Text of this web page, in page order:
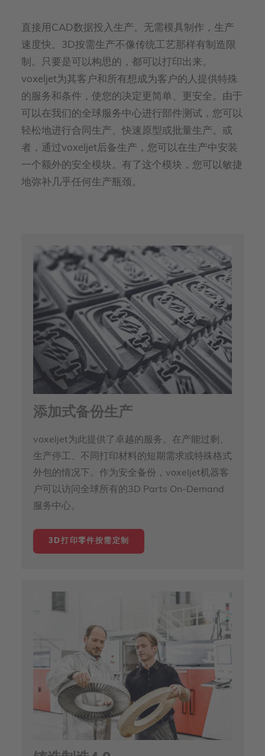
直接用CAD数据投入生产。无需模具制作，生产
速度快。3D按需生产不像传统工艺那样有制造限
制。只要是可以构思的，都可以打印出来。
voxeljet为其客户和所有想成为客户的人提供特殊
的服务和条件，使您的决定更简单、更安全。由于
可以在我们的全球服务中心进行部件测试，您可以
轻松地进行合同生产、快速原型或批量生产。或
者，通过voxeljet后备生产，您可以在生产中安装
一个额外的安全模块。有了这个模块，您可以敏捷
地弥补几乎任何生产瓶颈。
添加式备份生产
voxeljet为此提供了卓越的服务。在产能过剩、
生产停工、不同打印材料的短期需求或特殊格式
外包的情况下。作为安全备份，voxeljet机器客
户可以访问全球所有的3D Parts On-Demand
服务中心。
3D打印零件按需定制